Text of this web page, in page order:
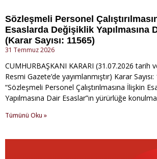
Sözleşmeli Personel
Esaslarda Değişiklik Yapılmasına
(Karar Sayısı: 11565)
31 Temmuz 2026
CUMHURBAŞKANI KARARI (31.07.2026 tarih
Resmi Gazete’de yayımlanmıştır) Karar
“Sözleşmeli Personel Çalıştırılmasına İlişkin
Yapılmasına Dair Esaslar”ın yürürlüğe
Tümünü Oku »